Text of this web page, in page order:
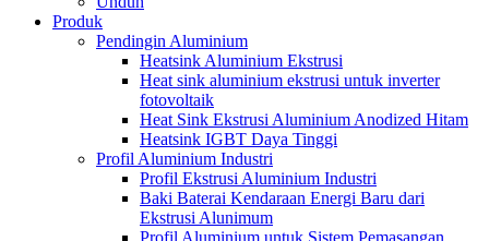
Produk
Pendingin Aluminium
Heatsink Aluminium Ekstrusi
Heat sink aluminium ekstrusi untuk inverter
fotovoltaik
Heat Sink Ekstrusi Aluminium Anodized Hitam
Heatsink IGBT Daya Tinggi
Profil Aluminium Industri
Profil Ekstrusi Aluminium Industri
Baki Baterai Kendaraan Energi Baru dari
Ekstrusi Alunimum
Profil Aluminium untuk Sistem Pemasangan